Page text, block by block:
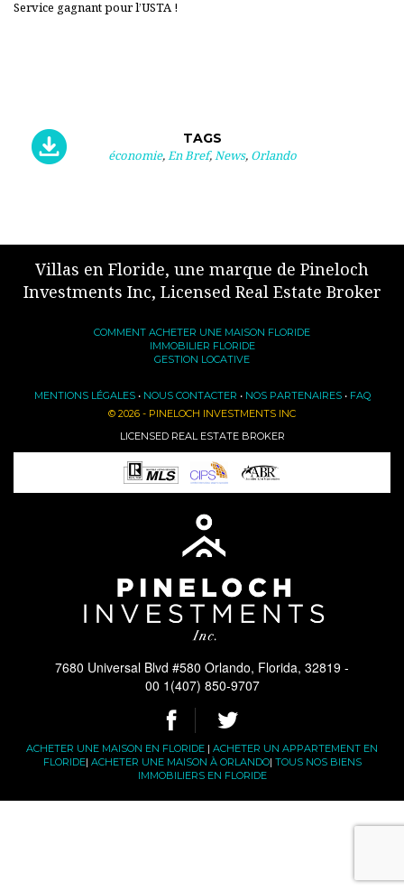
Service gagnant pour l’USTA !
TAGS
économie,En Bref,News, Orlando
Villas en Floride, une marque de Pineloch
Investments Inc, Licensed Real Estate Broker
COMMENT ACHETER UNE MAISON FLORIDE
IMMOBILIER FLORIDE
GESTION LOCATIVE
MENTIONS LÉGALES• NOUS CONTACTER • NOS PARTENAIRES• FAQ
© 2026 - PINELOCH INVESTMENTS INC
LICENSED REAL ESTATE BROKER
7680 Universal Blvd #580 Orlando, Florida, 32819 -
00 1(407) 850-9707
ACHETER UNE MAISON EN FLORIDE | ACHETER UN APPARTEMENT EN
FLORIDE| ACHETER UNE MAISON À ORLANDO| TOUS NOS BIENS
IMMOBILIERS EN FLORIDE